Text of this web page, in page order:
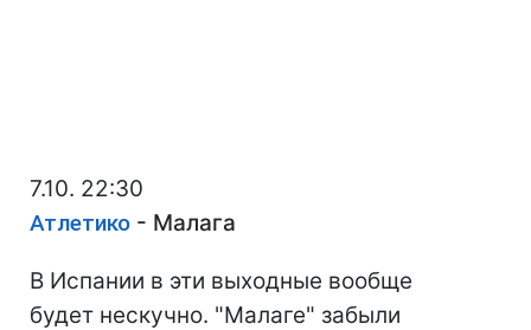
7.10. 22:30
Атлетико - Малага
В Испании в эти выходные вообще
будет нескучно. "Малаге" забыли